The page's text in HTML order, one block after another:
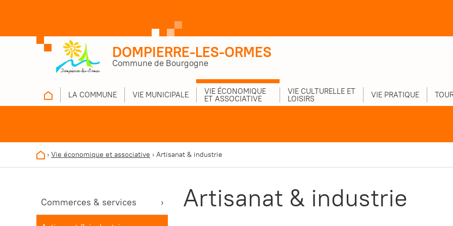
DOMPIERRE-LES-ORMES
Commune de Bourgogne
LA COMMUNE VIE MUNICIPALE VIE ÉCONOMIQUE
ET ASSOCIATIVE
VIE CULTURELLE ET
LOISIRS VIE PRATIQUE
› Vie économique et associative › Artisanat & industrie
Commerces & services Artisanat & industrie